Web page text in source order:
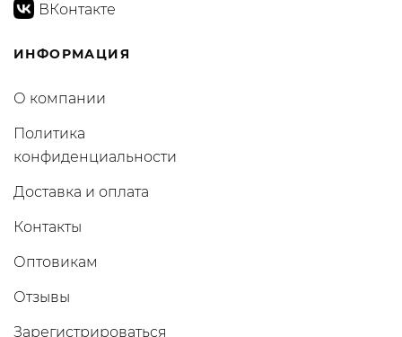
ВКонтакте
ИНФОРМАЦИЯ
О компании
Политика
конфиденциальности
Доставка и оплата
Контакты
Оптовикам
Отзывы
Зарегистрироваться